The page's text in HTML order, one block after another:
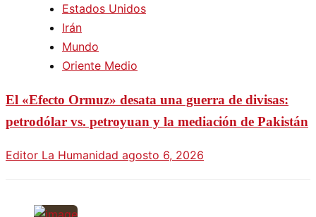
Estados Unidos
Irán
Mundo
Oriente Medio
El «Efecto Ormuz» desata una guerra de divisas:
petrodólar vs. petroyuan y la mediación de Pakistán
Editor La Humanidad agosto 6, 2026